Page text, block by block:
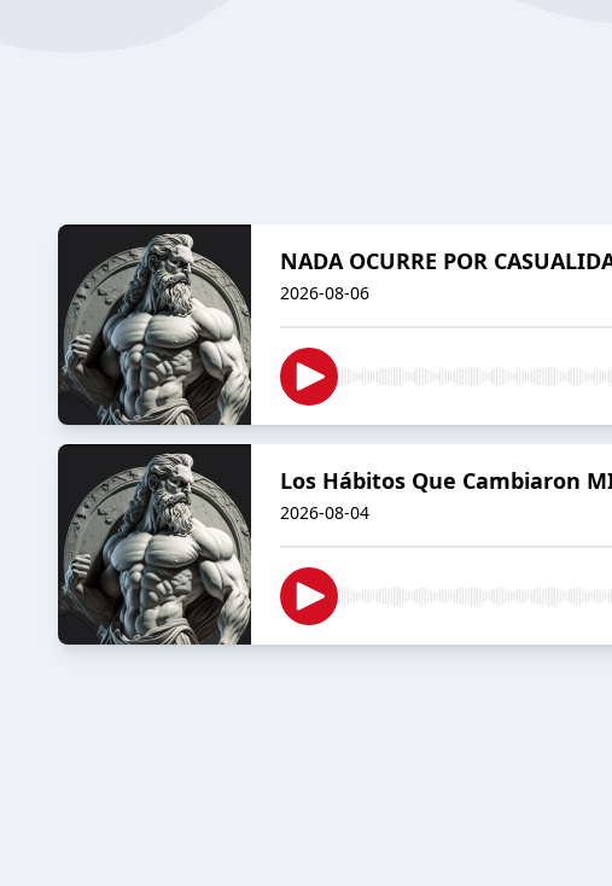
NADA OCURRE POR
2026-08-06
Los Hábitos Que Cambiaron
2026-08-04